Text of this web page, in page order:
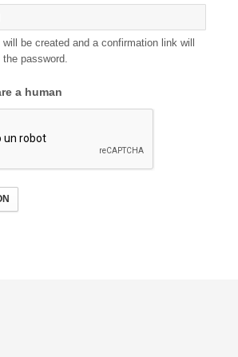
be created and a confirmation link will
password.
a human